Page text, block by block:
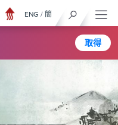
取得
ENG / 簡